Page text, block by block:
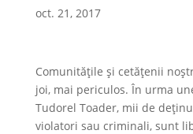
oct. 21, 2017
Comunităţile şi cetăţenii
joi, mai periculos. În urma
Tudorel Toader, mii de
violatori sau criminali, sunt